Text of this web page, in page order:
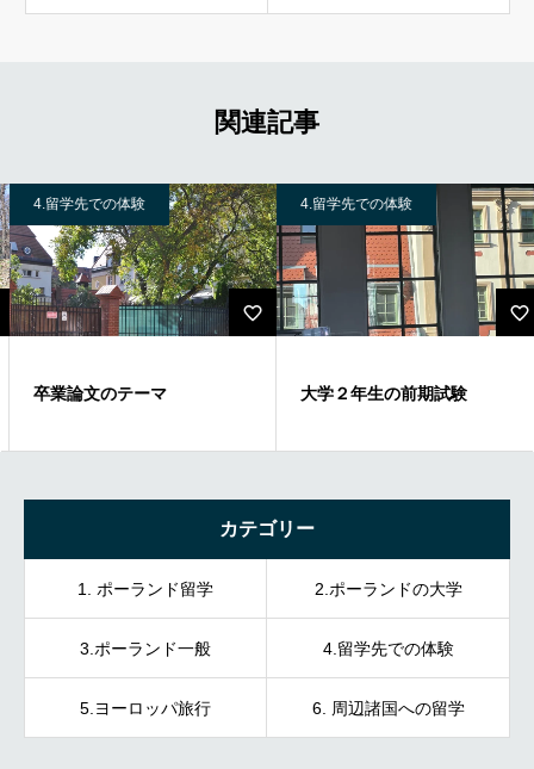
関連記事
4.留学先での体験
卒業論文のテーマ
4.留学先での体験
大学２年生の前期試験
カテゴリー
1. ポーランド留学 2.ポーランドの大学
3.ポーランド一般 4.留学先での体験
5.ヨーロッパ旅行 6. 周辺諸国への留学